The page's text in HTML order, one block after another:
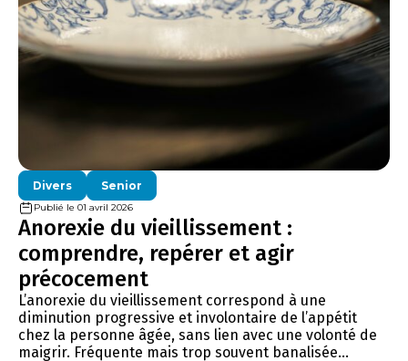
Divers Senior
Publié le 01 avril 2026
Anorexie du vieillissement :
comprendre, repérer et agir
précocement
L’anorexie du vieillissement correspond à une
diminution progressive et involontaire de l’appétit
chez la personne âgée, sans lien avec une volonté de
maigrir. Fréquente mais trop souvent banalisée...